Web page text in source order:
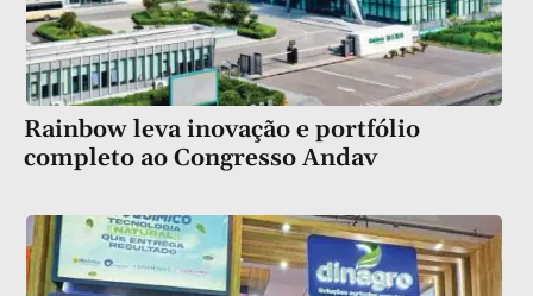
Rainbow leva inovação e portfólio
completo ao Congresso Andav